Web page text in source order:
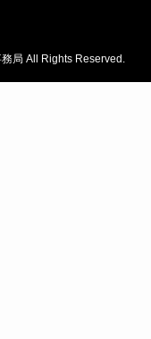
局 All Rights Reserved.